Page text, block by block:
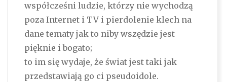
współcześni ludzie, którzy nie wychodzą
poza Internet i TV i pierdolenie klech na
dane tematy jak to niby wszędzie jest
pięknie i bogato;
to im się wydaje, że świat jest taki jak
przedstawiają go ci pseudoidole.